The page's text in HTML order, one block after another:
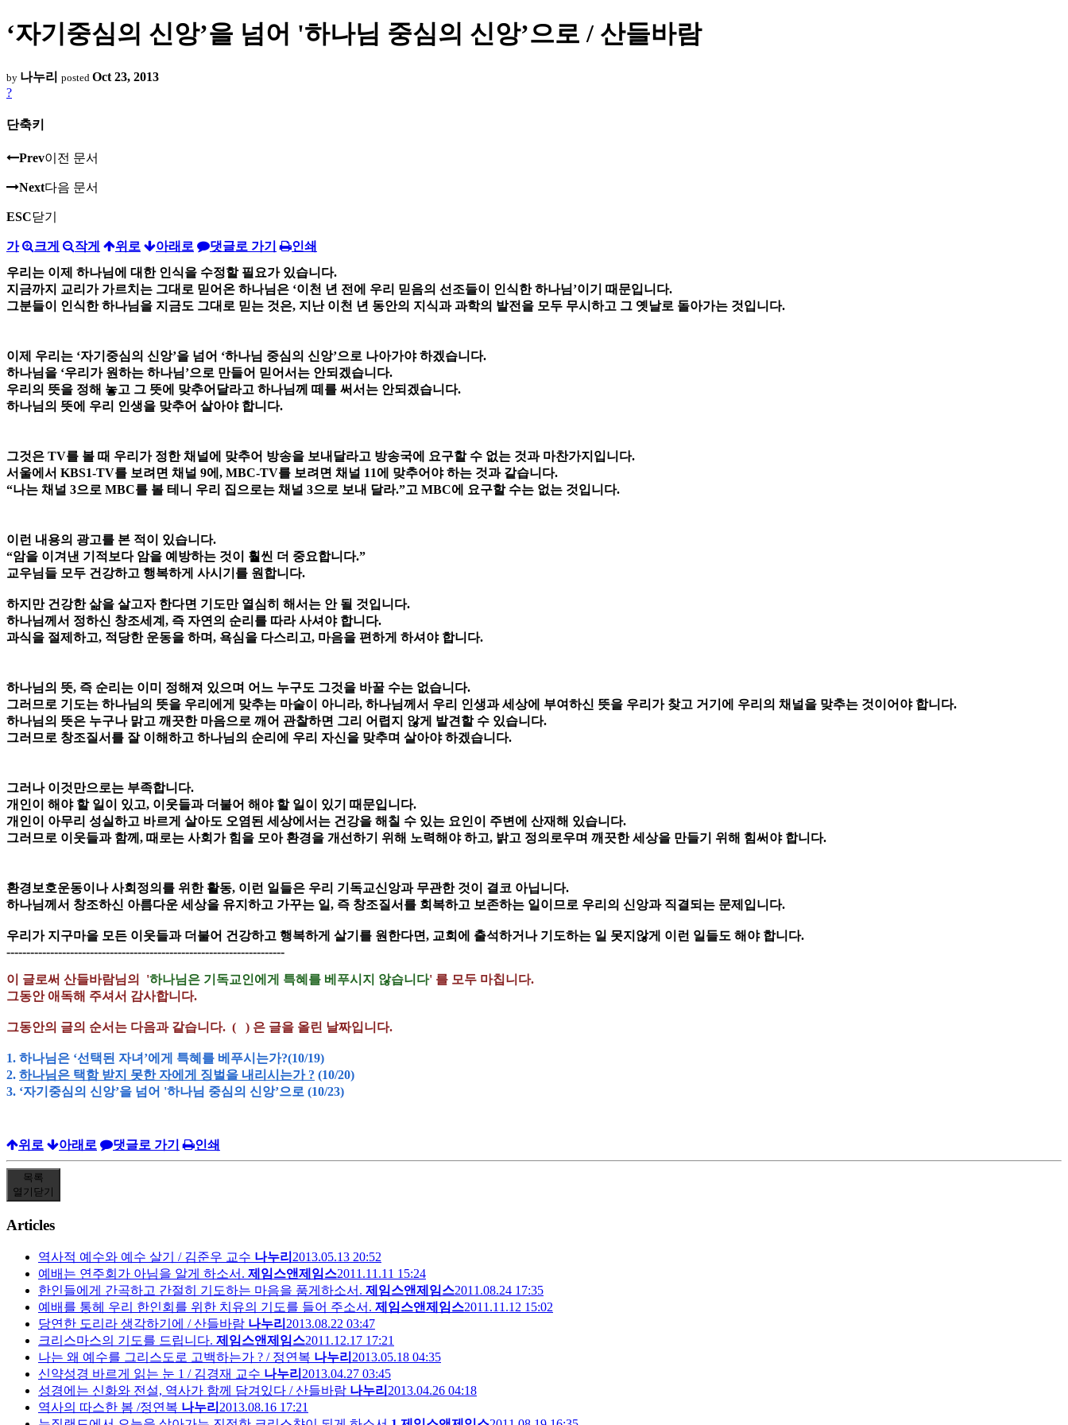
‘자기중심의 신앙’을 넘어 '하나님 중심의 신앙’으로 / 산들바람
by 나누리 posted Oct 23, 2013
?
단축키
Prev이전 문서
Next다음 문서
ESC닫기
가 크게 작게 위로 아래로 댓글로 가기
인쇄
우리는 이제 하나님에 대한 인식을 수정할 필요가 있습니다.
지금까지 교리가 가르치는 그대로 믿어온 하나님은 ‘이천 년 전에 우리 믿음의 선조들이 인식한 하나님’이기 때문입니다.
그분들이 인식한 하나님을 지금도 그대로 믿는 것은, 지난 이천 년 동안의 지식과 과학의 발전을 모두 무시하고 그 옛날로 돌아가는 것입니다.
이제 우리는 ‘자기중심의 신앙’을 넘어 ‘하나님 중심의 신앙’으로 나아가야 하겠습니다.
하나님을 ‘우리가 원하는 하나님’으로 만들어 믿어서는 안되겠습니다.
우리의 뜻을 정해 놓고 그 뜻에 맞추어달라고 하나님께 떼를 써서는 안되겠습니다.
하나님의 뜻에 우리 인생을 맞추어 살아야 합니다.
그것은 TV를 볼 때 우리가 정한 채널에 맞추어 방송을 보내달라고 방송국에 요구할 수 없는 것과 마찬가지입니다.
서울에서 KBS1-TV를 보려면 채널 9에, MBC-TV를 보려면 채널 11에 맞추어야 하는 것과 같습니다.
“나는 채널 3으로 MBC를 볼 테니 우리 집으로는 채널 3으로 보내 달라.”고 MBC에 요구할 수는 없는 것입니다.
이런 내용의 광고를 본 적이 있습니다.
“암을 이겨낸 기적보다 암을 예방하는 것이 훨씬 더 중요합니다.”
교우님들 모두 건강하고 행복하게 사시기를 원합니다.
하지만 건강한 삶을 살고자 한다면 기도만 열심히 해서는 안 될 것입니다.
하나님께서 정하신 창조세계, 즉 자연의 순리를 따라 사셔야 합니다.
과식을 절제하고, 적당한 운동을 하며, 욕심을 다스리고, 마음을 편하게 하셔야 합니다.
하나님의 뜻, 즉 순리는 이미 정해져 있으며 어느 누구도 그것을 바꿀 수는 없습니다.
그러므로 기도는 하나님의 뜻을 우리에게 맞추는 마술이 아니라, 하나님께서 우리 인생과 세상에 부여하신 뜻을 우리가 찾고 거기에 우리의 채널을 맞추는 것이어야 합니다.
하나님의 뜻은 누구나 맑고 깨끗한 마음으로 깨어 관찰하면 그리 어렵지 않게 발견할 수 있습니다.
그러므로 창조질서를 잘 이해하고 하나님의 순리에 우리 자신을 맞추며 살아야 하겠습니다.
그러나 이것만으로는 부족합니다.
개인이 해야 할 일이 있고, 이웃들과 더불어 해야 할 일이 있기 때문입니다.
개인이 아무리 성실하고 바르게 살아도 오염된 세상에서는 건강을 해칠 수 있는 요인이 주변에 산재해 있습니다.
그러므로 이웃들과 함께, 때로는 사회가 힘을 모아 환경을 개선하기 위해 노력해야 하고, 밝고 정의로우며 깨끗한 세상을 만들기 위해 힘써야 합니다.
환경보호운동이나 사회정의를 위한 활동, 이런 일들은 우리 기독교신앙과 무관한 것이 결코 아닙니다.
하나님께서 창조하신 아름다운 세상을 유지하고 가꾸는 일, 즉 창조질서를 회복하고 보존하는 일이므로 우리의 신앙과 직결되는 문제입니다.
우리가 지구마을 모든 이웃들과 더불어 건강하고 행복하게 살기를 원한다면, 교회에 출석하거나 기도하는 일 못지않게 이런 일들도 해야 합니다.
----------------------------------------------------------------------
이 글로써 산들바람님의 '하나님은 기독교인에게 특혜를 베푸시지 않습니다' 를 모두 마칩니다.
그동안 애독해 주셔서 감사합니다.
그동안의 글의 순서는 다음과 같습니다. ( ) 은 글을 올린 날짜입니다.
1. 하나님은 ‘선택된 자녀’에게 특혜를 베푸시는가?(10/19)
2. 하나님은 택함 받지 못한 자에게 징벌을 내리시는가 ? (10/20)
3. ‘자기중심의 신앙’을 넘어 '하나님 중심의 신앙’으로 (10/23)
위로 아래로 댓글로 가기 인쇄
목록
열기 닫기
Articles
역사적 예수와 예수 살기 / 김준우 교수 나누리 2013.05.13 20:52
예배는 연주회가 아님을 알게 하소서. 제임스앤제임스2011.11.11 15:24
한인들에게 간곡하고 간절히 기도하는 마음을 품게하소서. 제임스앤제임스2011.08.24 17:35
예배를 통헤 우리 한인회를 위한 치유의 기도를 들어 주소서. 제임스앤제임스2011.11.12 15:02
당연한 도리라 생각하기에 / 산들바람 나누리 2013.08.22 03:47
크리스마스의 기도를 드립니다. 제임스앤제임스2011.12.17 17:21
나는 왜 예수를 그리스도로 고백하는가 ? / 정연복 나누리 2013.05.18 04:35
신약성경 바르게 읽는 눈 1 / 김경재 교수 나누리 2013.04.27 03:45
성경에는 신화와 전설, 역사가 함께 담겨있다 / 산들바람 나누리 2013.04.26 04:18
역사의 따스한 봄 /정연복 나누리 2013.08.16 17:21